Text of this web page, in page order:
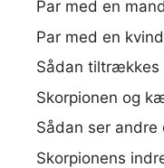
Par med en
Par med en
Sådan tiltrækkes
Skorpionen og
Sådan ser andre
Skorpionens